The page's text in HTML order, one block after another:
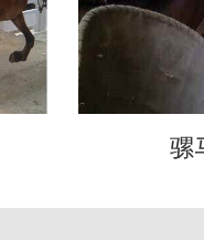
骡